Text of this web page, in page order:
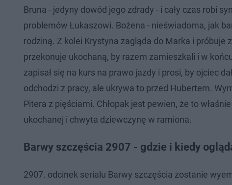
Bruna - jedyny dowód jego zdrady - i cały czas robi
problemów Łukaszowi. Bożena - nieświadoma, jak
rodziną. Z kolei Krystyna zagląda do Marka i próbuje
przekonuje ukochaną, by razem zamieszkali i w
zapisał się na kurs na prawo jazdy i prosi, by ojciec
odchodzi z pracy, ale ukrywa to przed Hubertem.
Pitera z pięściami. Chłopak jest pewien, że to
ukochanej i chwyta dziewczynę w ramiona.
Barwy szczęścia 2907 - gdzie i kiedy
2907. odcinek serialu Barwy szczęścia zostanie